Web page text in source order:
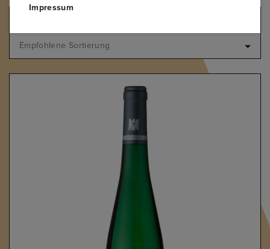
Empfohlene Sortierung
Impressum